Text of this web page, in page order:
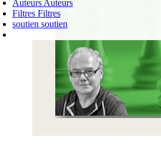
Auteurs Auteurs
Filtres Filtres
soutien soutien